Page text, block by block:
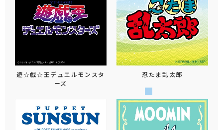
遊☆戯☆王デュエルモンスタ
ーズ
忍たま乱太郎